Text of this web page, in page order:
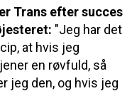
Trans efter succes
"Jeg har det
at hvis jeg
en røvfuld, så
jeg den, og hvis jeg